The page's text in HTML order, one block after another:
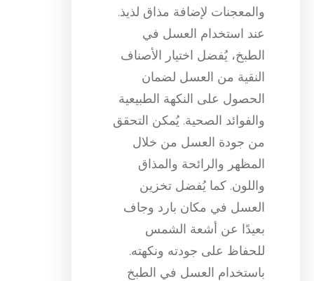
والمعجنات لإضافة مذاق لذيذ.
عند استخدام العسل في
الطبخ، يُفضل اختيار الأصناف
النقية من العسل لضمان
الحصول على النكهة الطبيعية
والفوائد الصحية. يُمكن التحقق
من جودة العسل من خلال
المظهر والرائحة والمذاق
واللون. كما يُفضل تخزين
العسل في مكان بارد وجاف
بعيدًا عن أشعة الشمس
للحفاظ على جودته ونكهته.
باستخدام العسل في الطبخ